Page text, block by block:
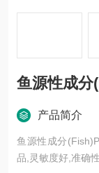
鱼源性成分
产品简介
鱼源性成分
品,灵敏度好,准确